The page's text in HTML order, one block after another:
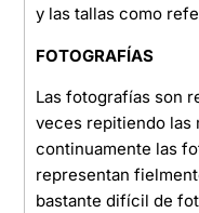
y las tallas como
FOTOGRAFÍAS
Las fotografías son
veces repitiendo las
continuamente las
representan
bastante difícil de